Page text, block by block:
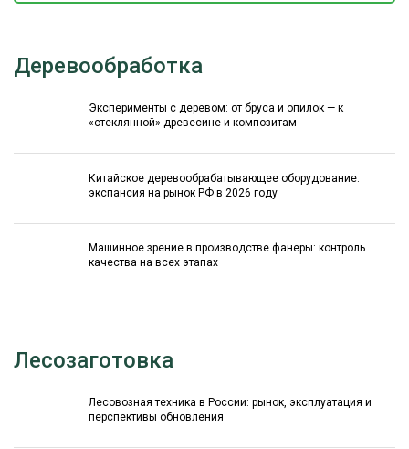
Деревообработка
Эксперименты с деревом: от бруса и опилок — к
«стеклянной» древесине и композитам
Китайское деревообрабатывающее оборудование:
экспансия на рынок РФ в 2026 году
Машинное зрение в производстве фанеры: контроль
качества на всех этапах
Лесозаготовка
Лесовозная техника в России: рынок, эксплуатация и
перспективы обновления